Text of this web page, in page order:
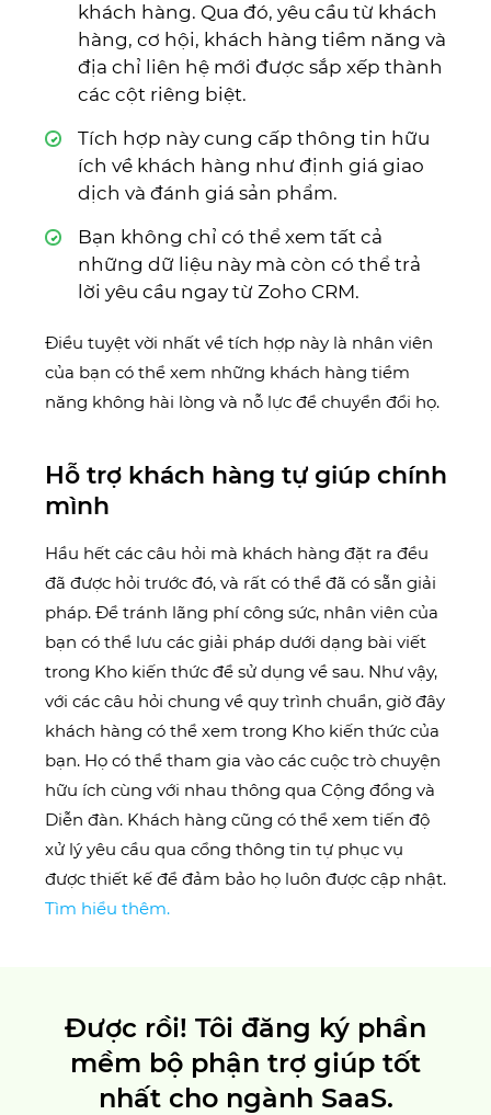
khách hàng. Qua đó, yêu cầu từ khách
hàng, cơ hội, khách hàng tiềm năng và
địa chỉ liên hệ mới được sắp xếp thành
các cột riêng biệt.
Tích hợp này cung cấp thông tin hữu
ích về khách hàng như định giá giao
dịch và đánh giá sản phẩm.
Bạn không chỉ có thể xem tất cả
những dữ liệu này mà còn có thể trả
lời yêu cầu ngay từ Zoho CRM.
Điều tuyệt vời nhất về tích hợp này là nhân viên
của bạn có thể xem những khách hàng tiềm
năng không hài lòng và nỗ lực để chuyển đổi họ.
Hỗ trợ khách hàng tự giúp chính
mình
Hầu hết các câu hỏi mà khách hàng đặt ra đều
đã được hỏi trước đó, và rất có thể đã có sẵn giải
pháp. Để tránh lãng phí công sức, nhân viên của
bạn có thể lưu các giải pháp dưới dạng bài viết
trong Kho kiến thức để sử dụng về sau. Như vậy,
với các câu hỏi chung về quy trình chuẩn, giờ đây
khách hàng có thể xem trong Kho kiến thức của
bạn. Họ có thể tham gia vào các cuộc trò chuyện
hữu ích cùng với nhau thông qua Cộng đồng và
Diễn đàn. Khách hàng cũng có thể xem tiến độ
xử lý yêu cầu qua cổng thông tin tự phục vụ
được thiết kế để đảm bảo họ luôn được cập nhật.
Tìm hiểu thêm.
Được rồi! Tôi đăng ký phần
mềm bộ phận trợ giúp tốt
nhất cho ngành SaaS.